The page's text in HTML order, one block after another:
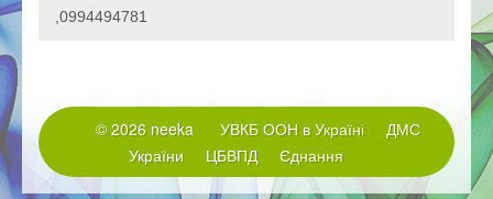
,0994494781
© 2026 neeka УВКБ ООН в Україні
ДМС
України
ЦБВПД Єднання